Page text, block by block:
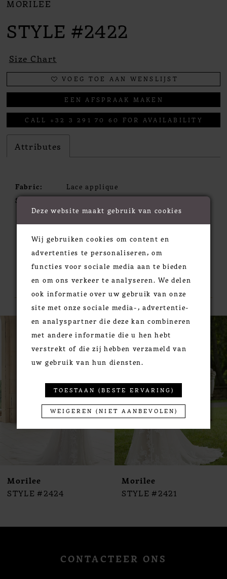
MORILEE
STYLE #2422
Size Chart
VOEG TOE AAN WENSLIJST
EEN AFSPRAAK MAKEN
CALL +32 3 291 70 60 FOR AVAILABILITY
Attributes
Fabric:
Lace applique
Silhouette:
RELATED PRODUCTS
Products
Carousel
PAUSE AUTOPLAY
PREVIOUS SLIDE
NEXT SLIDE
7
Morilee
STYLE #2424
Morilee
STYLE #2421
CONTACTEER ONS
Deze website maakt gebruik van cookies
Wij gebruiken cookies om content en
advertenties te personaliseren, om
functies voor sociale media aan te bieden
en om ons verkeer te analyseren. We delen
ook informatie over uw gebruik van onze
site met onze sociale media-, advertentie-
en analyspartner die deze kan combineren
met andere informatie die u hen hebt
verstrekt of die zij hebben verzameld van
uw gebruik van hun diensten.
TOESTAAN (BESTE ERVARING)
WEIGEREN (NIET AANBEVOLEN)